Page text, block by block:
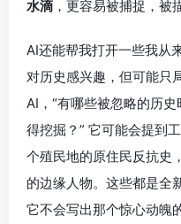
水滴 ，更容易被捕捉，被
AI还能帮我打开一些我从
对历史感兴趣，但可能只
AI，“有哪些被忽略的历
得挖掘？” 它可能会提到
个殖民地的原住民反抗史
的边缘人物。这些都是全
它不会写出那个惊心动魄